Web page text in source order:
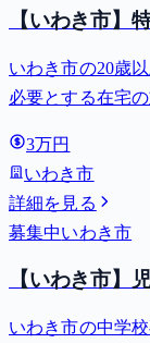
【いわき市】
いわき市の20歳
必要とする在宅
3万円
いわき市
詳細を見る
募集中いわき市
【いわき市】
いわき市の中学